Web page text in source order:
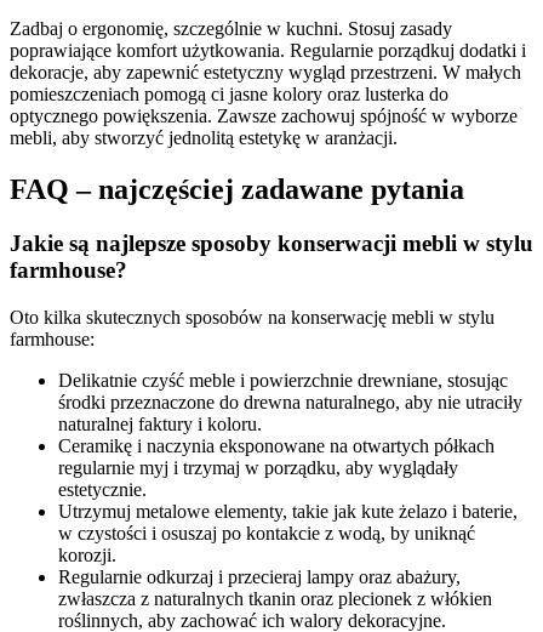
Zadbaj o ergonomię, szczególnie w kuchni. Stosuj zasady
poprawiające komfort użytkowania. Regularnie porządkuj dodatki i
dekoracje, aby zapewnić estetyczny wygląd przestrzeni. W małych
pomieszczeniach pomogą ci jasne kolory oraz lusterka do
optycznego powiększenia. Zawsze zachowuj spójność w wyborze
mebli, aby stworzyć jednolitą estetykę w aranżacji.
FAQ – najczęściej zadawane pytania
Jakie są najlepsze sposoby konserwacji mebli w stylu
farmhouse?
Oto kilka skutecznych sposobów na konserwację mebli w stylu
farmhouse:
Delikatnie czyść meble i powierzchnie drewniane, stosując
środki przeznaczone do drewna naturalnego, aby nie utraciły
naturalnej faktury i koloru.
Ceramikę i naczynia eksponowane na otwartych półkach
regularnie myj i trzymaj w porządku, aby wyglądały
estetycznie.
Utrzymuj metalowe elementy, takie jak kute żelazo i baterie,
w czystości i osuszaj po kontakcie z wodą, by uniknąć
korozji.
Regularnie odkurzaj i przecieraj lampy oraz abażury,
zwłaszcza z naturalnych tkanin oraz plecionek z włókien
roślinnych, aby zachować ich walory dekoracyjne.